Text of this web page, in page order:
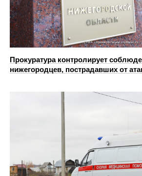
Прокуратура контролирует
нижегородцев, пострадавших от